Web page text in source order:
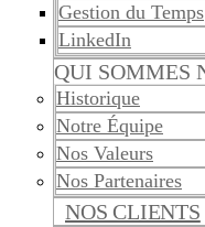
Gestion du Temps
LinkedIn
QUI SOMMES
Historique
Notre Équipe
Nos Valeurs
Nos Partenaires
NOS CLIENTS